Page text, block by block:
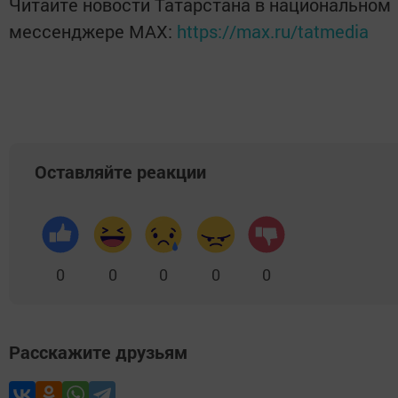
мессенджере MАХ: https://max.ru/tatmedia
Оставляйте реакции
0 0 0 0 0
Расскажите друзьям